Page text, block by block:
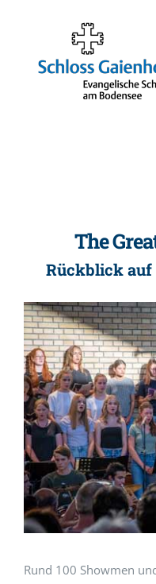
Werkzeugleiste öffnen
springen
The
Rückblick auf
Rund 100 Showmen